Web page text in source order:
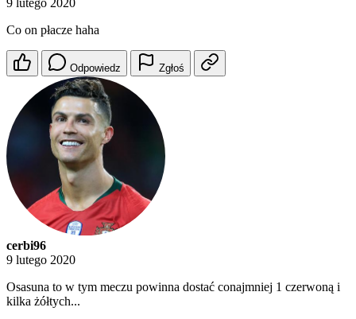
9 lutego 2020
Co on płacze haha
Odpowiedz Zgłoś
cerbi96
9 lutego 2020
Osasuna to w tym meczu powinna dostać conajmniej 1 czerwoną i
kilka żółtych...